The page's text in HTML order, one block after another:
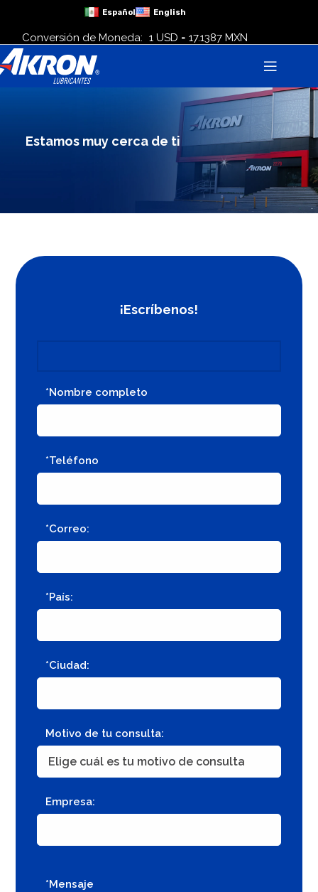
Conversión de Moneda: 1 USD = 17.1387 MXN
Español English
Estamos muy cerca de ti
¡Escríbenos!
*Nombre completo
*Teléfono
*Correo:
*País:
*Ciudad:
Motivo de tu consulta:
Empresa:
*Mensaje